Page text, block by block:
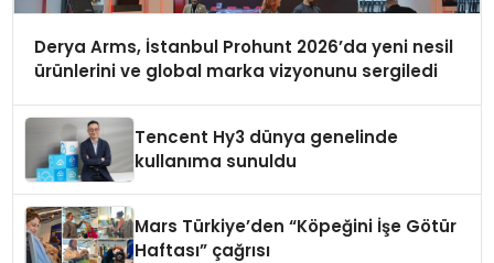
Derya Arms, İstanbul Prohunt 2026’da yeni nesil
ürünlerini ve global marka vizyonunu sergiledi
Tencent Hy3 dünya genelinde
kullanıma sunuldu
Mars Türkiye’den “Köpeğini İşe Götür
Haftası” çağrısı